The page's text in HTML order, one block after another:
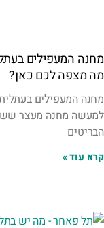
מחנה המעפילים
מה מצפה לכם כאן?
מחנה המעפילים
למעשה מחנה מעצר
הבריטים
קרא עוד »